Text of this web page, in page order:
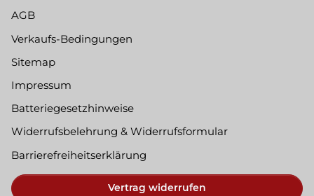
AGB
Verkaufs-Bedingungen
Sitemap
Impressum
Batteriegesetzhinweise
Widerrufsbelehrung & Widerrufsformular
Barrierefreiheitserklärung
Vertrag widerrufen